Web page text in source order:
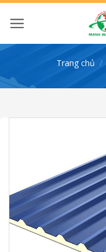
qua
nội
Trang chủ /